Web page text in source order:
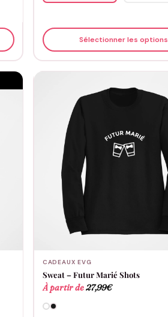
Sélectionner les options
CADEAUX EVG
Sweat – Futur Marié Shots
À partir de27,99€